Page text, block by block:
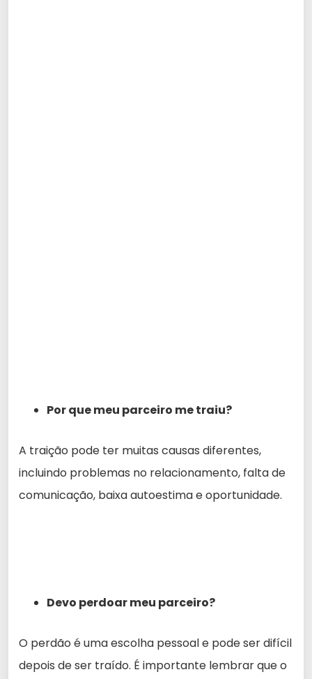
Por que meu parceiro me traiu?
A traição pode ter muitas causas diferentes,
incluindo problemas no relacionamento, falta de
comunicação, baixa autoestima e oportunidade.
Devo perdoar meu parceiro?
O perdão é uma escolha pessoal e pode ser difícil
depois de ser traído. É importante lembrar que o